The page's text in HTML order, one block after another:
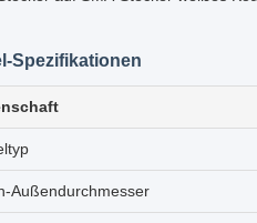
Spezifikationen
Außendurchmesser